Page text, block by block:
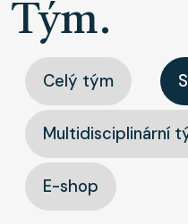
Tým.
Celý tým
Multidisciplinární
E-shop